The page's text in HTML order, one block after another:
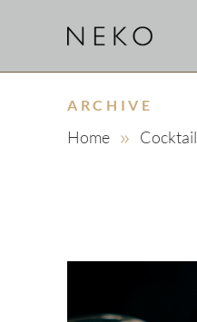
ARCHIVE
Home Cocktail